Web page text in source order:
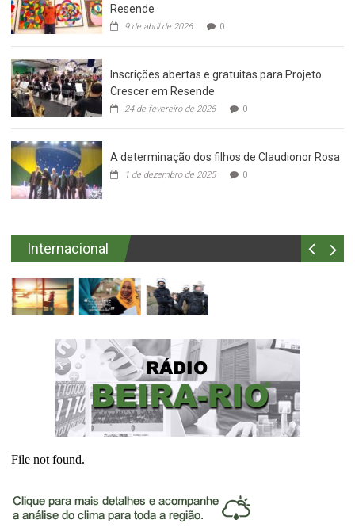
Resende
9 de abril de 2026 0
Inscrições abertas e gratuitas para Projeto
Crescer em Resende
24 de fevereiro de 2026 0
A determinação dos filhos de Claudionor Rosa
1 de dezembro de 2025 0
Internacional